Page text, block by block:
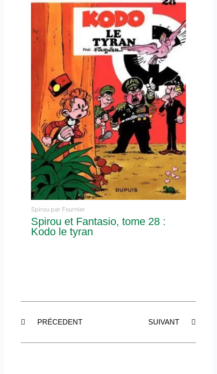
Spirou par Fournier
Spirou et Fantasio, tome 28 :
Kodo le tyran
PRÉCEDENT SUIVANT